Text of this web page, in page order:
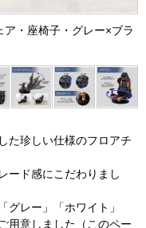
・座椅子・グレー×ブラ
た珍しい仕様のフロアチ
ード感にこだわりまし
グレー」「ホワイト」
用意しました（このペー